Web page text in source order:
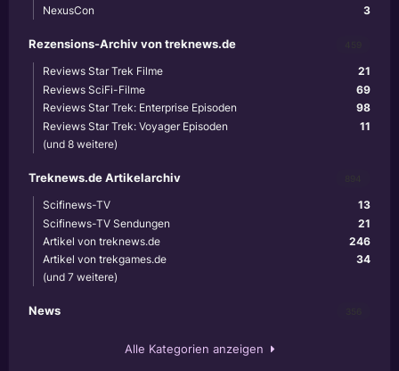
3
NexusCon
Rezensions-Archiv von treknews.de
21
Reviews Star Trek Filme
69
Reviews SciFi-Filme
98
Reviews Star Trek: Enterprise Episoden
11
Reviews Star Trek: Voyager Episoden
(und 8 weitere)
Treknews.de Artikelarchiv
13
Scifinews-TV
21
Scifinews-TV Sendungen
246
Artikel von treknews.de
34
Artikel von trekgames.de
(und 7 weitere)
News
Alle Kategorien anzeigen